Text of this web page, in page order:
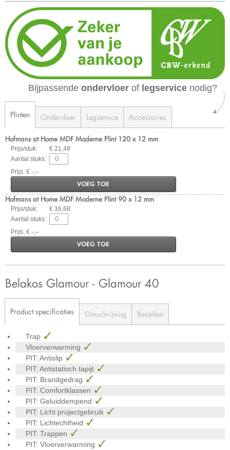
Bijpassende ondervloer of legservice nodig?
Plinten Ondervloer Legservice Accessoires
Hofmans at Home MDF Moderne Plint 120 x 12 mm
Prijs/stuk:
€ 21,48
Aantal stuks:
Prijs: € -,--
VOEG TOE
Hofmans at Home MDF Moderne Plint 90 x 12 mm
Prijs/stuk:
€ 16,68
Aantal stuks:
Prijs: € -,--
VOEG TOE
Belakos Glamour - Glamour 40
Product specificaties Omschrijving Bestellen
Trap
Vloerverwarming
PIT: Antislip
PIT: Antistatisch tapijt
PIT: Brandgedrag
PIT: Comfortklassen
PIT: Geluiddempend
PIT: Licht projectgebruik
PIT: Lichtechtheid
PIT: Trappen
PIT: Vloerverwarming